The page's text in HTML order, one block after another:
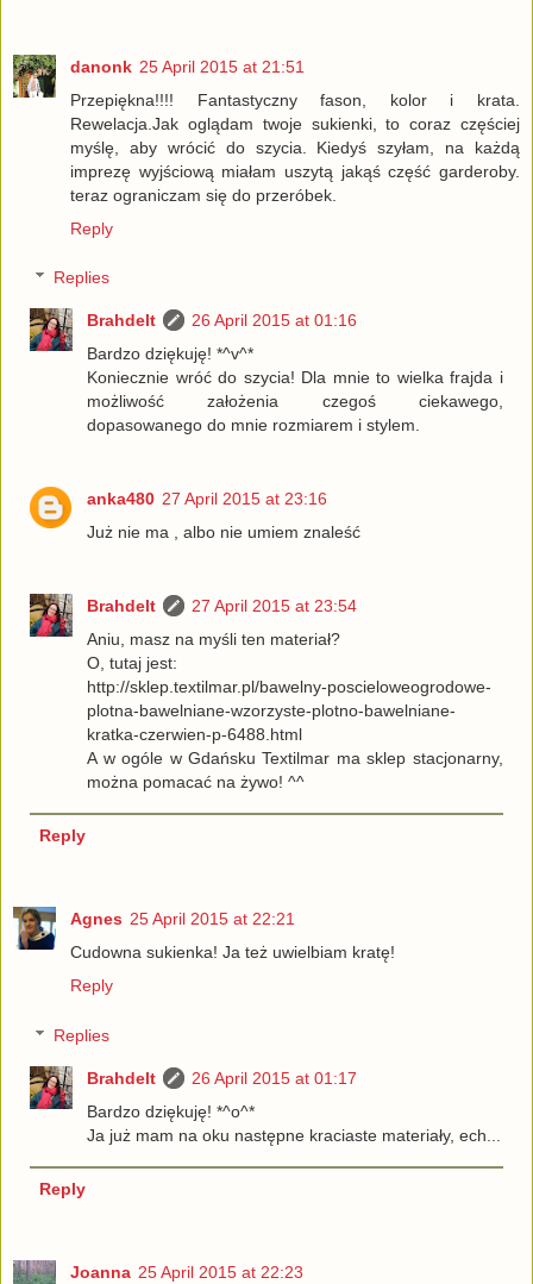
danonk 25 April 2015 at 21:51
Przepiękna!!!! Fantastyczny fason, kolor i krata.
Rewelacja.Jak oglądam twoje sukienki, to coraz częściej
myślę, aby wrócić do szycia. Kiedyś szyłam, na każdą
imprezę wyjściową miałam uszytą jakąś część garderoby.
teraz ograniczam się do przeróbek.
Reply
Replies
Brahdelt
26 April 2015 at 01:16
Bardzo dziękuję! *^v^*
Koniecznie wróć do szycia! Dla mnie to wielka frajda i
możliwość założenia czegoś ciekawego,
dopasowanego do mnie rozmiarem i stylem.
anka480 27 April 2015 at 23:16
Już nie ma , albo nie umiem znaleść
Brahdelt
27 April 2015 at 23:54
Aniu, masz na myśli ten materiał?
O, tutaj jest:
http://sklep.textilmar.pl/bawelny-poscieloweogrodowe-
plotna-bawelniane-wzorzyste-plotno-bawelniane-
kratka-czerwien-p-6488.html
A w ogóle w Gdańsku Textilmar ma sklep stacjonarny,
można pomacać na żywo! ^^
Reply
Agnes 25 April 2015 at 22:21
Cudowna sukienka! Ja też uwielbiam kratę!
Reply
Replies
Brahdelt
26 April 2015 at 01:17
Bardzo dziękuję! *^o^*
Ja już mam na oku następne kraciaste materiały, ech...
Reply
Joanna 25 April 2015 at 22:23